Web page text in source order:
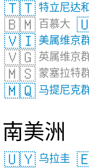
🇹🇹 特立尼达
🇧🇲 百慕大
🇻🇮 美属维京
🇻🇬 英属维京
🇲🇸 蒙塞拉特
🇲🇶 马提尼克
南美洲
🇺🇾 乌拉圭